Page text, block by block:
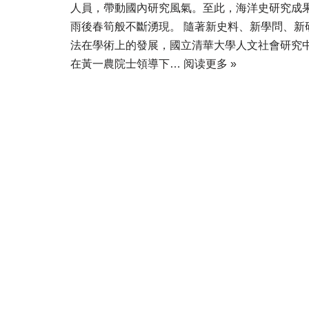
人員，帶動國內研究風氣。至此，海洋史研究成
雨後春筍般不斷湧現。 隨著新史料、新學問、新
法在學術上的發展，國立清華大學人文社會研究
在黃一農院士領導下… 阅读更多 »